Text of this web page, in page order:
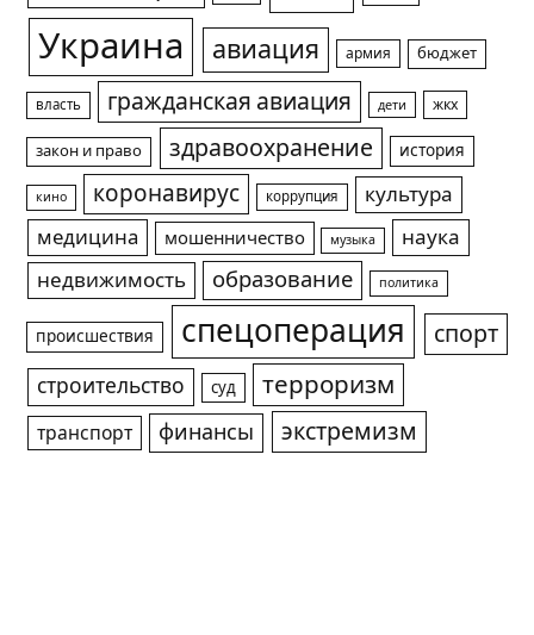
Украина авиация армия бюджет
власть гражданская авиация дети жкх
закон и право здравоохранение история
кино коронавирус коррупция
культура
медицина
мошенничество музыка
наука
недвижимость
образование политика
происшествия спецоперация спорт
строительство суд терроризм
транспорт финансы экстремизм